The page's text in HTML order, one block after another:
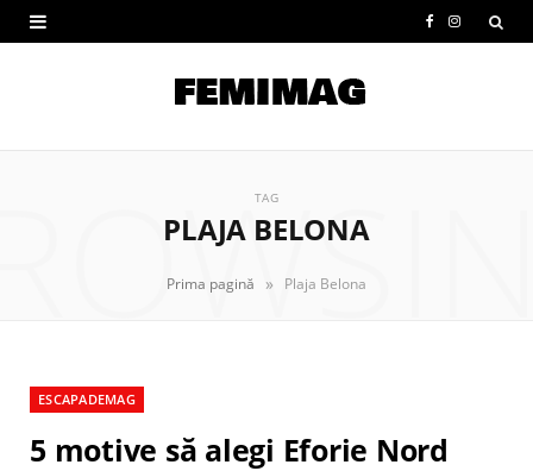
e
I
t
TAG
PLAJA BELONA
Prima pagină » Plaja Belona
ESCAPADEMAG
5 motive să alegi Eforie Nord